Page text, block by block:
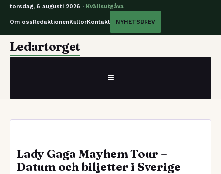
torsdag, 6 augusti 2026 · Kvällsutgåva
Om ossRedaktionenKällorKontakt NYHETSBREV
HoppaLedartorget
MENY
Lady Gaga Mayhem Tour –
Datum och biljetter i Sverige